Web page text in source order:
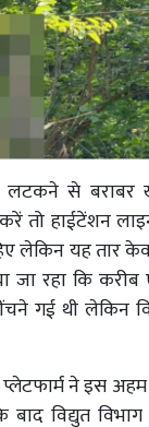
से बराबर
तो हाईटेंशन
लेकिन यह तार
जा रहा कि
गई थी लेकिन
ने इस
विद्युत